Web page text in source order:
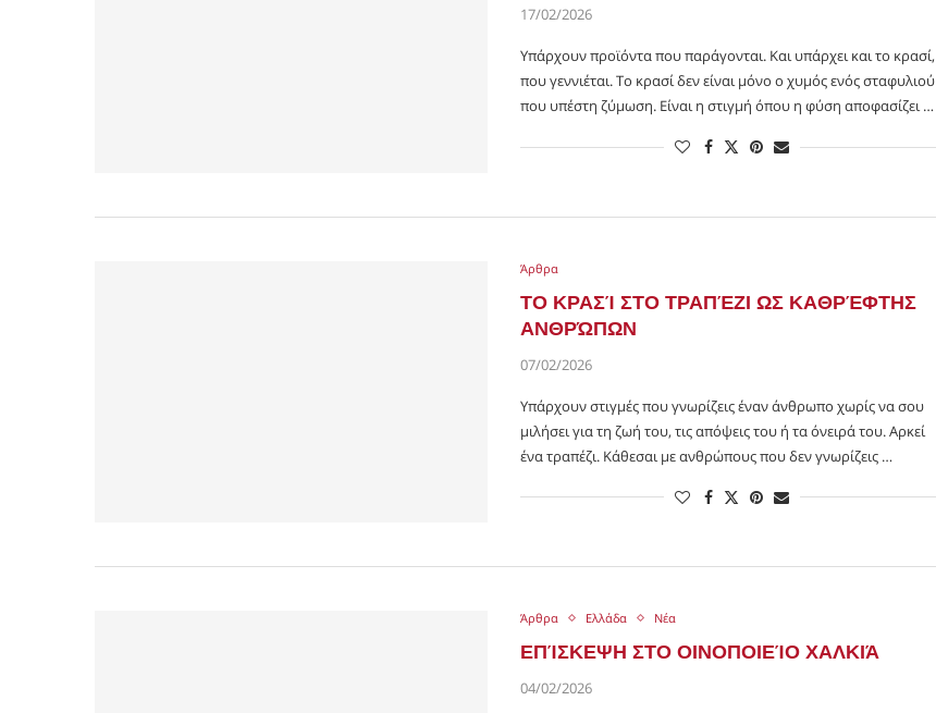
17/02/2026
Υπάρχουν προϊόντα που παράγονται. Και υπάρχει και το κρασί,
που γεννιέται. Το κρασί δεν είναι μόνο ο χυμός ενός σταφυλιού
που υπέστη ζύμωση. Είναι η στιγμή όπου η φύση αποφασίζει …
Άρθρα
ΤΟ ΚΡΑΣΊ ΣΤΟ ΤΡΑΠΈΖΙ ΩΣ ΚΑΘΡΈΦΤΗΣ
ΑΝΘΡΏΠΩΝ
07/02/2026
Υπάρχουν στιγμές που γνωρίζεις έναν άνθρωπο χωρίς να σου
μιλήσει για τη ζωή του, τις απόψεις του ή τα όνειρά του. Αρκεί
ένα τραπέζι. Κάθεσαι με ανθρώπους που δεν γνωρίζεις …
Άρθρα Ελλάδα Νέα
ΕΠΊΣΚΕΨΗ ΣΤΟ ΟΙΝΟΠΟΙΕΊΟ ΧΑΛΚΙΆ
04/02/2026